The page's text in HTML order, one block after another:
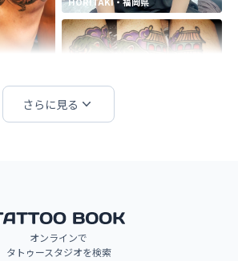
県
さらに見る
オンラインで
タトゥースタジオを検索